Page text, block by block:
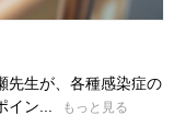
先生が、各種感染症の
イン...
もっと見る